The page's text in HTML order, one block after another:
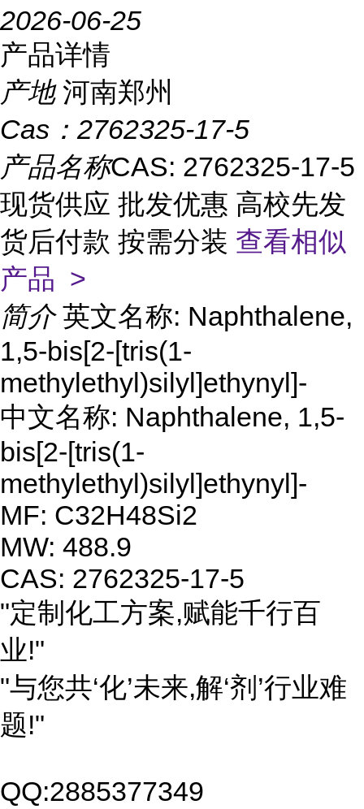
2026-06-25
产品详情
产地 河南郑州
Cas： 2762325-17-5
产品名称CAS: 2762325-17-5
现货供应 批发优惠 高校先发
货后付款 按需分装 查看相似
产品 >
简介 英文名称: Naphthalene,
1,5-bis[2-[tris(1-
methylethyl)silyl]ethynyl]-
中文名称: Naphthalene, 1,5-
bis[2-[tris(1-
methylethyl)silyl]ethynyl]-
MF: C32H48Si2
MW: 488.9
CAS: 2762325-17-5
"定制化工方案,赋能千行百
业!"
"与您共‘化’未来,解‘剂’行业难
题!"
QQ:2885377349